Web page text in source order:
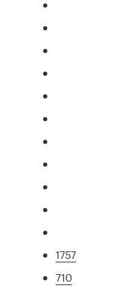
1757
710